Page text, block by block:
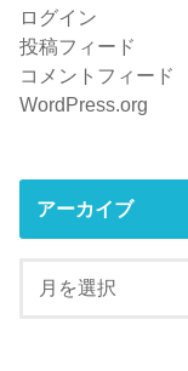
ログイン
投稿フィード
コメントフィード
WordPress.org
アーカイブ